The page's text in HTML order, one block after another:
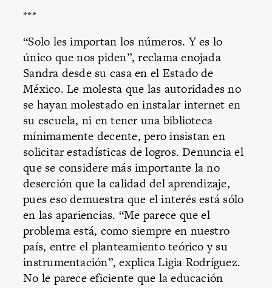
***
“Solo les importan los números. Y es lo
único que nos piden”, reclama enojada
Sandra desde su casa en el Estado de
México. Le molesta que las autoridades no
se hayan molestado en instalar internet en
su escuela, ni en tener una biblioteca
mínimamente decente, pero insistan en
solicitar estadísticas de logros. Denuncia el
que se considere más importante la no
deserción que la calidad del aprendizaje,
pues eso demuestra que el interés está sólo
en las apariencias. “Me parece que el
problema está, como siempre en nuestro
país, entre el planteamiento teórico y su
instrumentación”, explica Ligia Rodríguez.
No le parece eficiente que la educación